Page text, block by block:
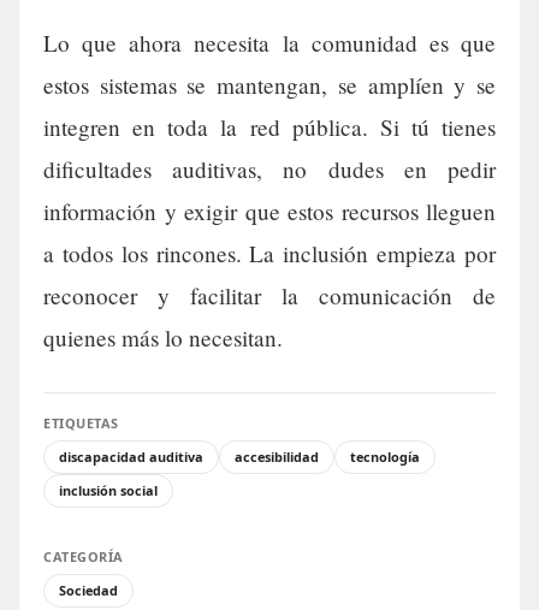
Lo que ahora necesita la comunidad es que
estos sistemas se mantengan, se amplíen y se
integren en toda la red pública. Si tú tienes
dificultades auditivas, no dudes en pedir
información y exigir que estos recursos lleguen
a todos los rincones. La inclusión empieza por
reconocer y facilitar la comunicación de
quienes más lo necesitan.
ETIQUETAS
discapacidad auditiva
accesibilidad
tecnología
inclusión social
CATEGORÍA
Sociedad